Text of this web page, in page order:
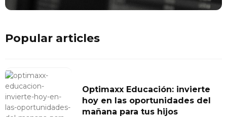
Popular articles
Optimaxx Educación: invierte
hoy en las oportunidades del
mañana para tus hijos